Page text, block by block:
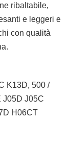
ribaltabile,
e leggeri e
con qualità
K13D, 500 /
J05D J05C
H06CT